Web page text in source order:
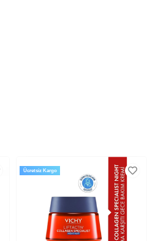
karşıtı bakım sağlamaya yardımcı krem.
Ücretsiz Kargo